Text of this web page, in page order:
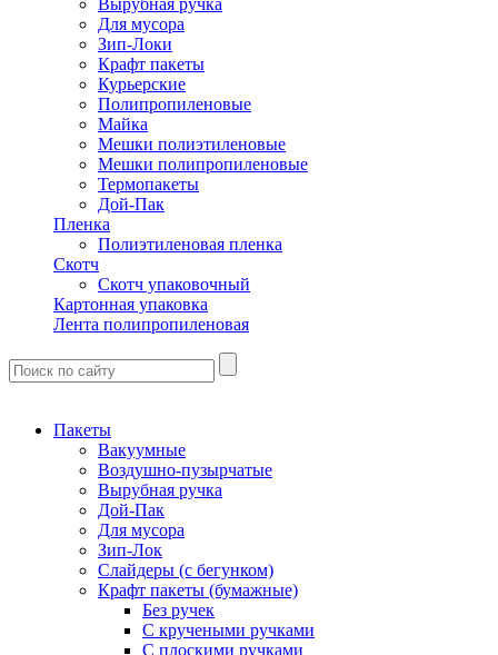
Для мусора
Зип-Локи
Крафт пакеты
Курьерские
Полипропиленовые
Майка
Мешки полиэтиленовые
Мешки полипропиленовые
Термопакеты
Дой-Пак
Пленка
Полиэтиленовая пленка
Скотч
Скотч упаковочный
Картонная упаковка
Лента полипропиленовая
Пакеты
Вакуумные
Воздушно-пузырчатые
Вырубная ручка
Дой-Пак
Для мусора
Зип-Лок
Слайдеры (с бегунком)
Крафт пакеты (бумажные)
Без ручек
С кручеными ручками
С плоскими ручками